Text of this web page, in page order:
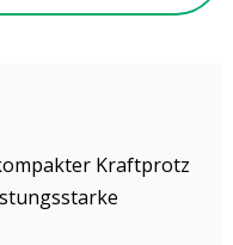
Kraftprotz